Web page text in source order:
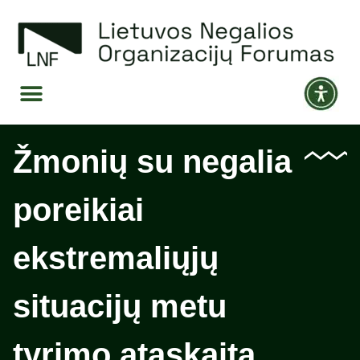
Žmonių su negalia
poreikiai
ekstremaliųjų
situacijų metu